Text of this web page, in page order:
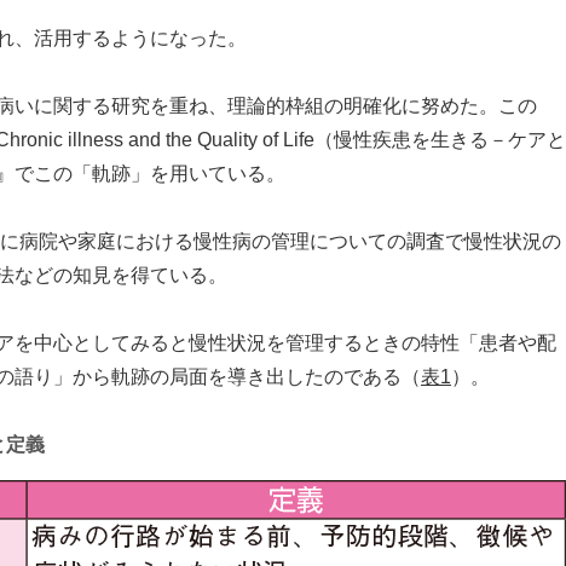
、活用するようになった。
いに関する研究を重ね、理論的枠組の明確化に努めた。この
illness and the Quality of Life（慢性疾患を生きる－ケアと
でこの「軌跡」を用いている。
病院や家庭における慢性病の管理についての調査で慢性状況の
などの知見を得ている。
を中心としてみると慢性状況を管理するときの特性「患者や配
語り」から軌跡の局面を導き出したのである（表1）。
定義